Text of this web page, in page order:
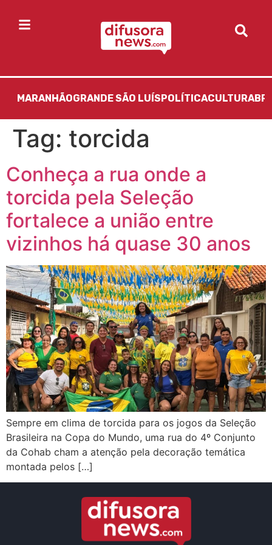
MARANHÃOGRANDE SÃO LUÍS POLÍTICACULTURA
Tag: torcida
Conheça a rua onde a
torcida pela Seleção
fortalece a união entre
vizinhos há quase 30 anos
Sempre em clima de torcida para os jogos da Seleção
Brasileira na Copa do Mundo, uma rua do 4º Conjunto
da Cohab cham a atenção pela decoração temática
montada pelos […]